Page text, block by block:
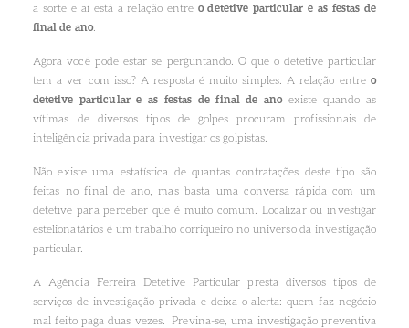
a sorte e aí está a relação entre o detetive particular e as festas de
final de ano.
Agora você pode estar se perguntando. O que o detetive particular
tem a ver com isso? A resposta é muito simples. A relação entre o
detetive particular e as festas de final de anoexiste quando as
vítimas de diversos tipos de golpes procuram profissionais de
inteligência privada para investigar os golpistas.
Não existe uma estatística de quantas contratações deste tipo são
feitas no final de ano, mas basta uma conversa rápida com um
detetive para perceber que é muito comum. Localizar ou investigar
estelionatários é um trabalho corriqueiro no universo da investigação
particular.
A Agência Ferreira Detetive Particular presta diversos tipos de
serviços de investigação privada e deixa o alerta: quem faz negócio
mal feito paga duas vezes. Previna-se, uma investigação preventiva